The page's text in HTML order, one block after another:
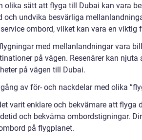
olika sätt att flyga till Dubai kan vara
och undvika besvärliga
ombord, vilket kan vara en viktig
med mellanlandningar vara
på vägen. Resenärer kan
på vägen till Dubai.
av för- och nackdelar med olika
varit enklare och bekvämare att flyga
och bekväma ombordstigningar.
på flygplanet.